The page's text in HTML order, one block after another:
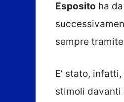
Esposito ha
sempre
E’ stato,
stimoli davanti